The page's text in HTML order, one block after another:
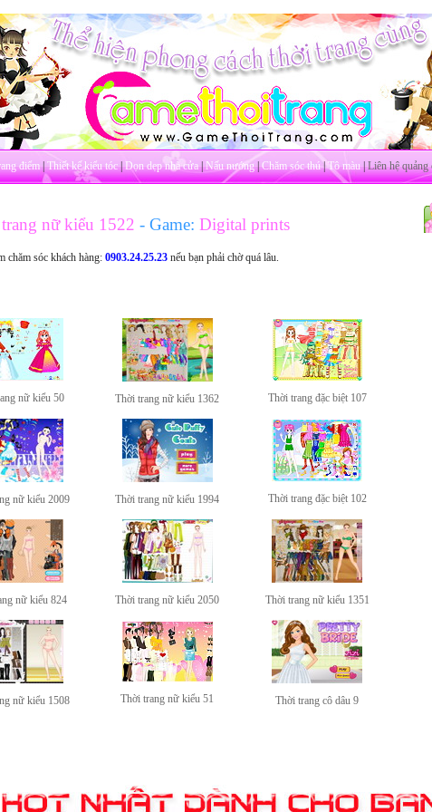
điểm|Thiết kế kiểu tóc|Dọn dẹp nhà cửa|Nấu nướng|Chăm sóc thú|Tô màu|Liên hệ quảng
nữ kiểu 1522 - Game: Digital prints
chăm sóc khách hàng: 0903.24.25.23nếu bạn phải chờ quá lâu.
nữ kiểu 50 Thời trang nữ kiểu 1362 Thời trang đặc biệt 107
nữ kiểu 2009 Thời trang nữ kiểu 1994 Thời trang đặc biệt 102
nữ kiểu 824 Thời trang nữ kiểu 2050 Thời trang nữ kiểu 1351
nữ kiểu 1508 Thời trang nữ kiểu 51 Thời trang cô dâu 9